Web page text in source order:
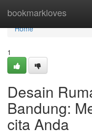
bookmarkloves
Home
Home
1
Desain
Bandung:
cita Anda